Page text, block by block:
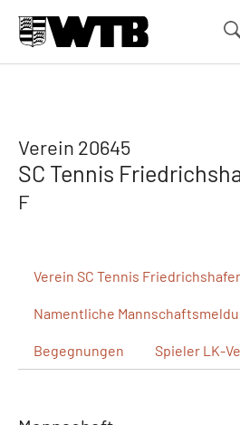
Verein 20645
SC Tennis
F
Verein SC Tennis
Namentliche
Begegnungen Spieler LK-